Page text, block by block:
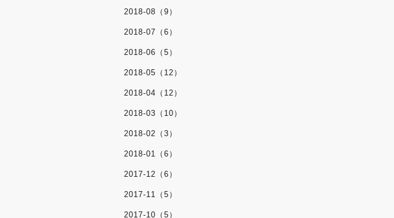
2018-08（9）
2018-07（6）
2018-06（5）
2018-05（12）
2018-04（12）
2018-03（10）
2018-02（3）
2018-01（6）
2017-12（6）
2017-11（5）
2017-10（5）